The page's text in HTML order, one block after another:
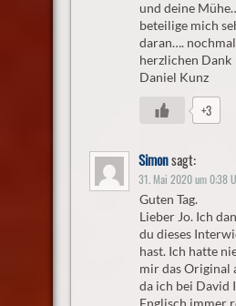
und deine
beteilige mich
daran….
herzlichen Dank
Daniel Kunz
+3
Simonsagt:
31. Mai 2020 um 0:38
Guten Tag.
Lieber Jo. Ich
du dieses
hast. Ich hatte
mir das Original
da ich bei David
Englisch immer